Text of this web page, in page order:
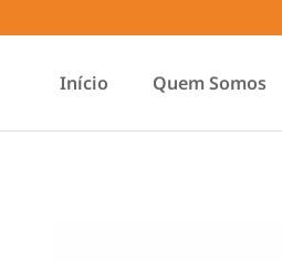
Início Quem Somos